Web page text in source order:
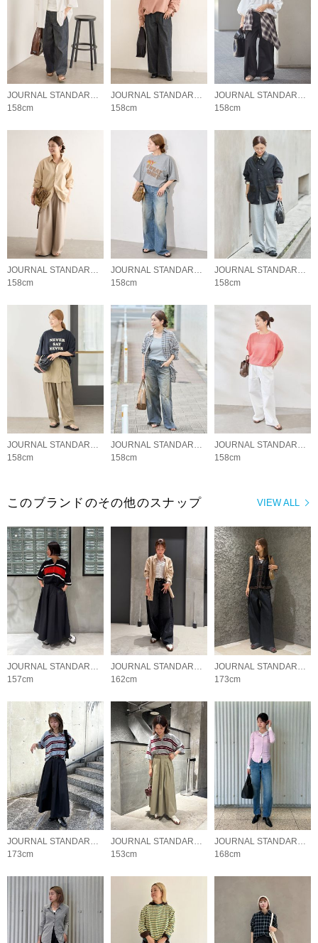
158cm
158cm
158cm
158cm
158cm
158cm
JOURNAL STANDARD LADYS
158cm
JOURNAL STANDARD LADYS
158cm
JOURNAL STANDARD LADYS
158cm
VIEW ALL
このブランドのその他のスナップ
JOURNAL STANDARD LADYS
157cm
JOURNAL STANDARD LADYS
162cm
JOURNAL STANDARD LADYS
173cm
JOURNAL STANDARD LADYS
173cm
JOURNAL STANDARD LADYS
153cm
JOURNAL STANDARD LADYS
168cm